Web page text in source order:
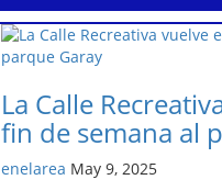
La Calle
fin de semana al
enelarea May 9, 2025